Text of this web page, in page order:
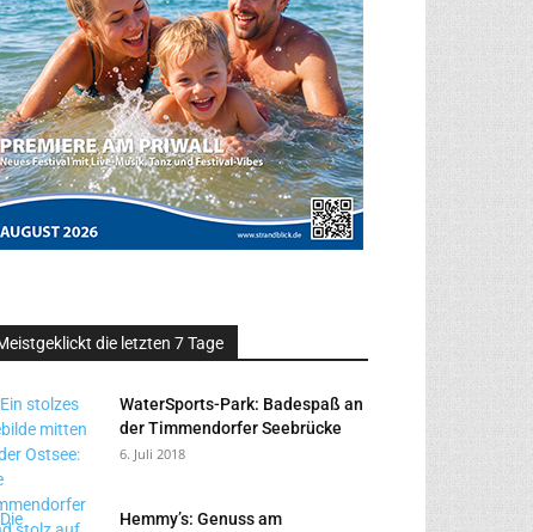
die letzten 7 Tage
WaterSports-Park: Badespaß an
der Timmendorfer Seebrücke
6. Juli 2018
Hemmy’s: Genuss am